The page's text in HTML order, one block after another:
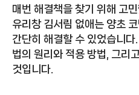
매번 해결책을 찾기 위해 고
유리창 김서림 없애는 양초
간단히 해결할 수 있었습니
법의 원리와 적용 방법, 그리
것입니다.